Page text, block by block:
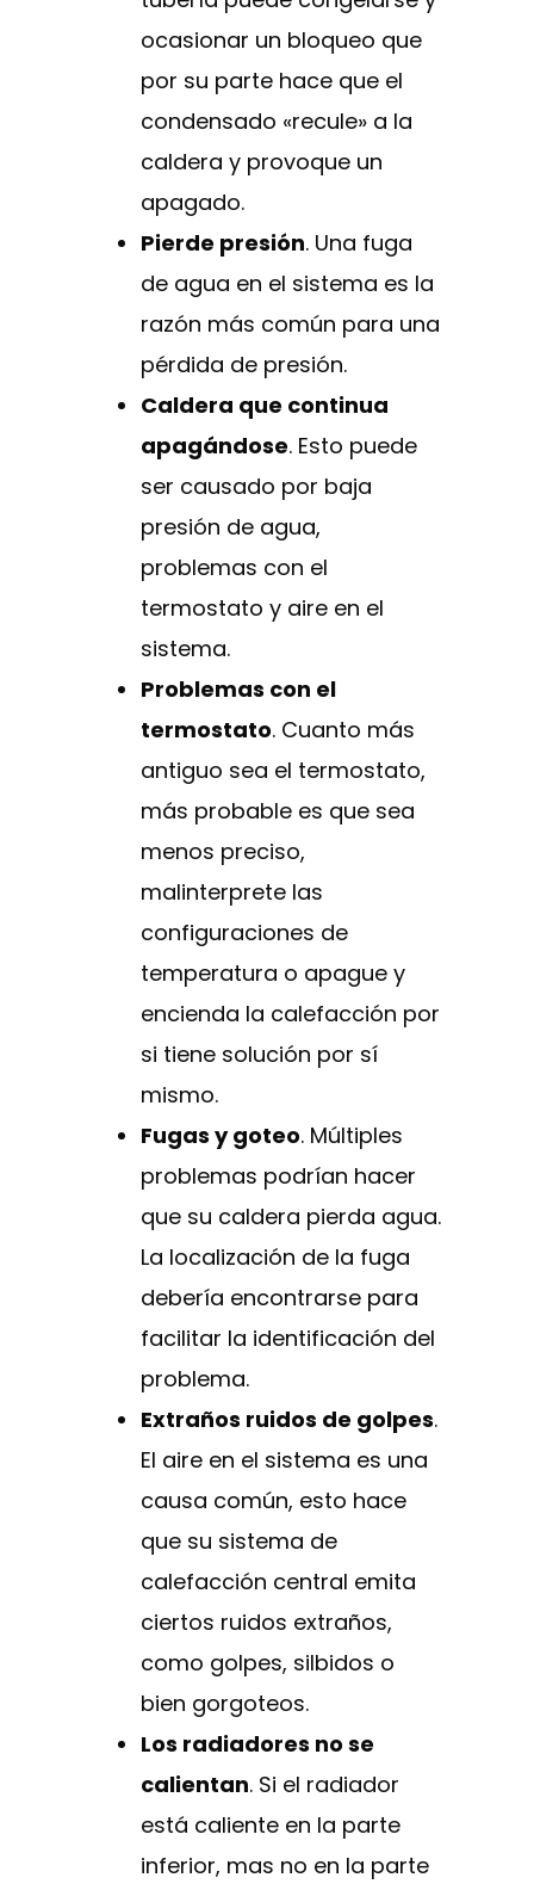
ocasionar un bloqueo que
por su parte hace que el
condensado «recule» a la
caldera y provoque un
apagado.
Pierde presión. Una fuga
de agua en el sistema es la
razón más común para una
pérdida de presión.
Caldera que continua
apagándose. Esto puede
ser causado por baja
presión de agua,
problemas con el
termostato y aire en el
sistema.
Problemas con el
termostato. Cuanto más
antiguo sea el termostato,
más probable es que sea
menos preciso,
malinterprete las
configuraciones de
temperatura o apague y
encienda la calefacción por
si tiene solución por sí
mismo.
Fugas y goteo. Múltiples
problemas podrían hacer
que su caldera pierda agua.
La localización de la fuga
debería encontrarse para
facilitar la identificación del
problema.
Extraños ruidos de golpes.
El aire en el sistema es una
causa común, esto hace
que su sistema de
calefacción central emita
ciertos ruidos extraños,
como golpes, silbidos o
bien gorgoteos.
Los radiadores no se
calientan. Si el radiador
está caliente en la parte
inferior, mas no en la parte